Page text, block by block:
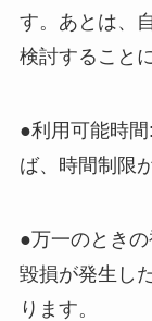
す。あとは、
検討すること
●利用可能時
ば、時間制限
●万一のとき
毀損が発生し
ります。